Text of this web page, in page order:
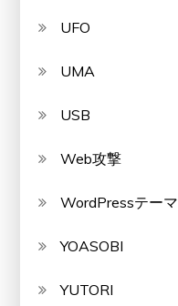
UFO
UMA
USB
Web攻撃
WordPressテーマ
YOASOBI
YUTORI